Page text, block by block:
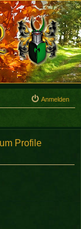
Anmelden
Profile